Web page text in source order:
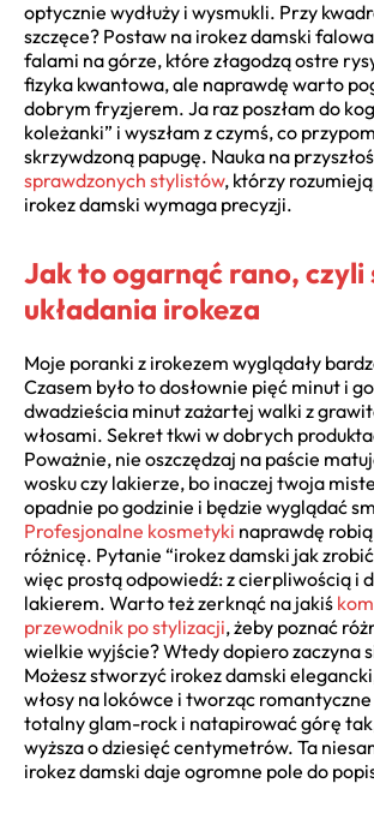
optycznie wydłuży i wysmukli. Przy
szczęce? Postaw na irokez damski
falami na górze, które złagodzą ostre
fizyka kwantowa, ale naprawdę warto
dobrym fryzjerem. Ja raz poszłam do
koleżanki” i wyszłam z czymś, co
skrzywdzoną papugę. Nauka na
sprawdzonych stylistów, którzy
irokez damski wymaga precyzji.
Jak to ogarnąć rano, czyli
układania irokeza
Moje poranki z irokezem wyglądały
Czasem było to dosłownie pięć minut i
dwadzieścia minut zażartej walki z
włosami. Sekret tkwi w dobrych
Poważnie, nie oszczędzaj na paście
wosku czy lakierze, bo inaczej twoja
opadnie po godzinie i będzie wyglądać
Profesjonalne kosmetyki naprawdę
różnicę. Pytanie “irokez damski jak
więc prostą odpowiedź: z cierpliwością i
lakierem. Warto też zerknąć na jakiś
przewodnik po stylizacji, żeby poznać
wielkie wyjście? Wtedy dopiero zaczyna
Możesz stworzyć irokez damski
włosy na lokówce i tworząc
totalny glam-rock i natapirować górę
wyższa o dziesięć centymetrów. Ta
irokez damski daje ogromne pole do